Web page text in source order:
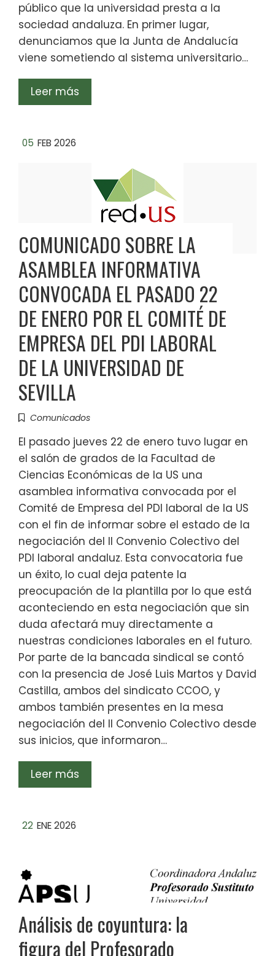
público que la universidad presta a la
sociedad andaluza. En primer lugar,
denunciamos que la Junta de Andalucía
viene sometiendo al sistema universitario…
Leer más
05 FEB 2026
COMUNICADO SOBRE LA
ASAMBLEA INFORMATIVA
CONVOCADA EL PASADO 22
DE ENERO POR EL COMITÉ DE
EMPRESA DEL PDI LABORAL
DE LA UNIVERSIDAD DE
SEVILLA
Comunicados
El pasado jueves 22 de enero tuvo lugar en
el salón de grados de la Facultad de
Ciencias Económicas de la US una
asamblea informativa convocada por el
Comité de Empresa del PDI laboral de la US
con el fin de informar sobre el estado de la
negociación del II Convenio Colectivo del
PDI laboral andaluz. Esta convocatoria fue
un éxito, lo cual deja patente la
preocupación de la plantilla por lo que está
aconteciendo en esta negociación que sin
duda afectará muy directamente a
nuestras condiciones laborales en el futuro.
Por parte de la bancada sindical se contó
con la presencia de José Luis Martos y David
Castilla, ambos del sindicato CCOO, y
ambos también presentes en la mesa
negociación del II Convenio Colectivo desde
sus inicios, que informaron…
Leer más
22 ENE 2026
Análisis de coyuntura: la
figura del Profesorado